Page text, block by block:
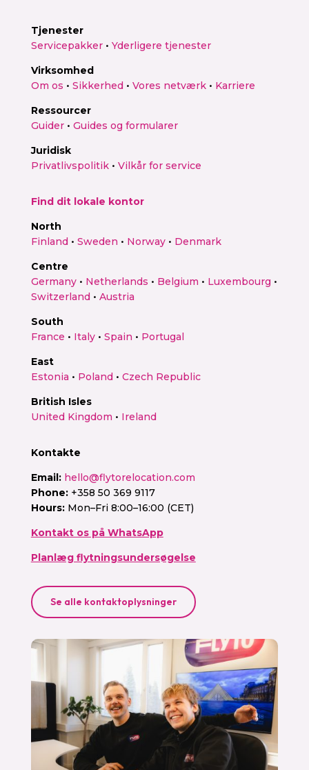
Tjenester
Servicepakker• Yderligere tjenester
Virksomhed
Om os • Sikkerhed• Vores netværk• Karriere
Ressourcer
Guider• Guides og formularer
Juridisk
Privatlivspolitik• Vilkår for service
Find dit lokale kontor
North
Finland• Sweden • Norway• Denmark
Centre
Germany• Netherlands • Belgium • Luxembourg •
Switzerland• Austria
South
France • Italy• Spain • Portugal
East
Estonia • Poland• Czech Republic
British Isles
United Kingdom • Ireland
Kontakte
Email: hello@flytorelocation.com
Phone: +358 50 369 9117
Hours:Mon–Fri 8:00–16:00 (CET)
Kontakt os på WhatsApp
Planlæg flytningsundersøgelse
Se alle kontaktoplysninger